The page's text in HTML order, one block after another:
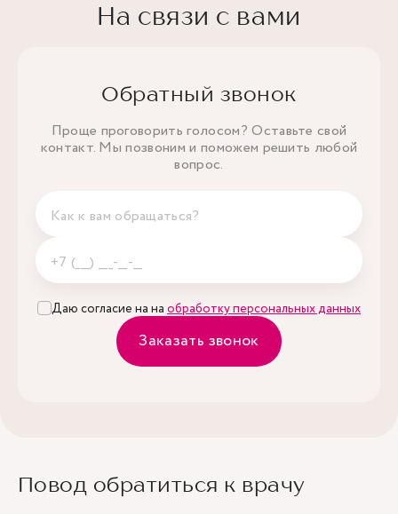
На связи с вами
Обратный звонок
Проще проговорить голосом? Оставьте свой
контакт. Мы позвоним и поможем решить любой
вопрос.
Даю согласие на на обработку персональных данных
Заказать звонок
Повод обратиться к врачу